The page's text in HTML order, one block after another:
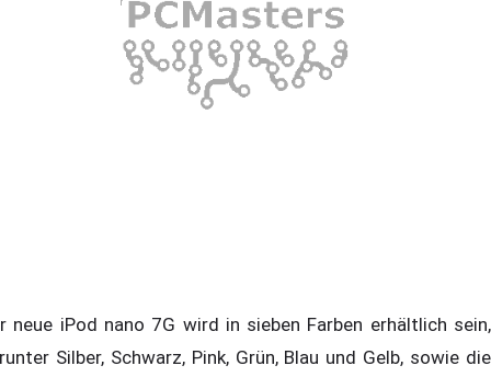
neue iPod nano 7G wird in sieben Farben erhältlich sein,
Silber, Schwarz, Pink, Grün, Blau und Gelb, sowie die